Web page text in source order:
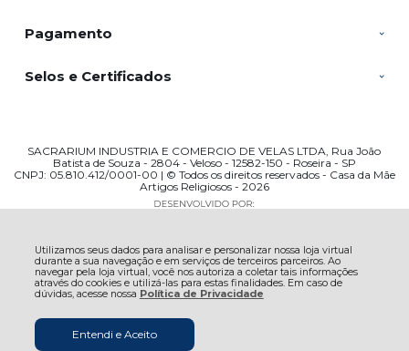
Utilizamos seus dados para analisar e personalizar nossa loja virtual
durante a sua navegação e em serviços de terceiros parceiros. Ao
navegar pela loja virtual, você nos autoriza a coletar tais informações
através do cookies e utilizá-las para estas finalidades. Em caso de
dúvidas, acesse nossa Política de Privacidade
Entendi e Aceito
Pagamento
Selos e Certificados
SACRARIUM INDUSTRIA E COMERCIO DE VELAS LTDA, Rua João
Batista de Souza - 2804 - Veloso - 12582-150 - Roseira - SP
CNPJ: 05.810.412/0001-00 | © Todos os direitos reservados - Casa da Mãe
Artigos Religiosos - 2026
R$ 72,90